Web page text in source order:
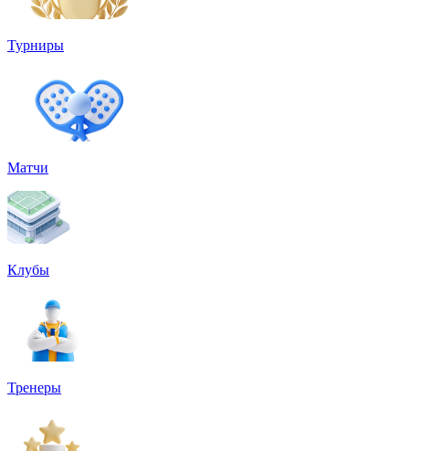
Турниры
Матчи
Клубы
Тренеры